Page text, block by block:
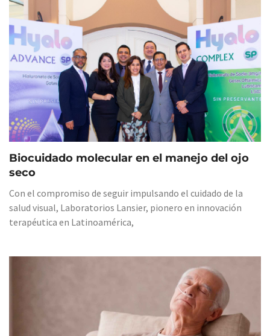
Biocuidado molecular en el manejo del ojo
seco
Con el compromiso de seguir impulsando el cuidado de la
salud visual, Laboratorios Lansier, pionero en innovación
terapéutica en Latinoamérica,